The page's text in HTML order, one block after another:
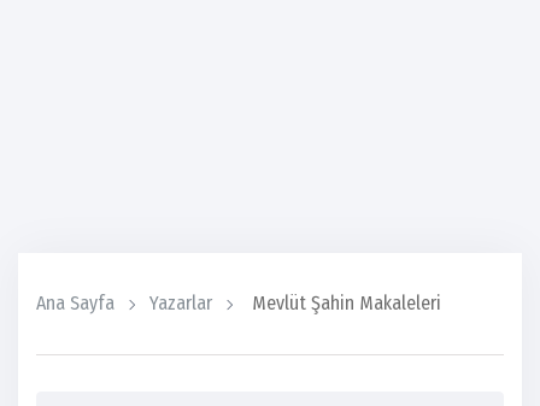
Ana Sayfa Yazarlar Mevlüt Şahin Makaleleri